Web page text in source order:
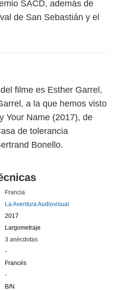
SACD, además de
de San Sebastián y el
filme es Esther Garrel,
a la que hemos visto
Your Name (2017), de
de tolerancia
Bonello.
Francia
La Aventura Audiovisual
2017
Largometraje
3 anécdotas
-
Francés
-
B/N